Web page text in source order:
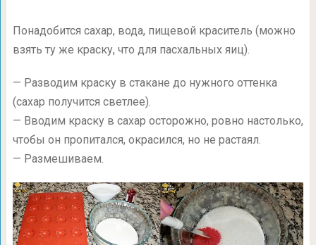
Понадобится сахар, вода, пищевой краситель (можно
взять ту же краску, что для пасхальных яиц).
— Разводим краску в стакане до нужного оттенка
(сахар получится светлее).
— Вводим краску в сахар осторожно, ровно настолько,
чтобы он пропитался, окрасился, но не растаял.
— Размешиваем.